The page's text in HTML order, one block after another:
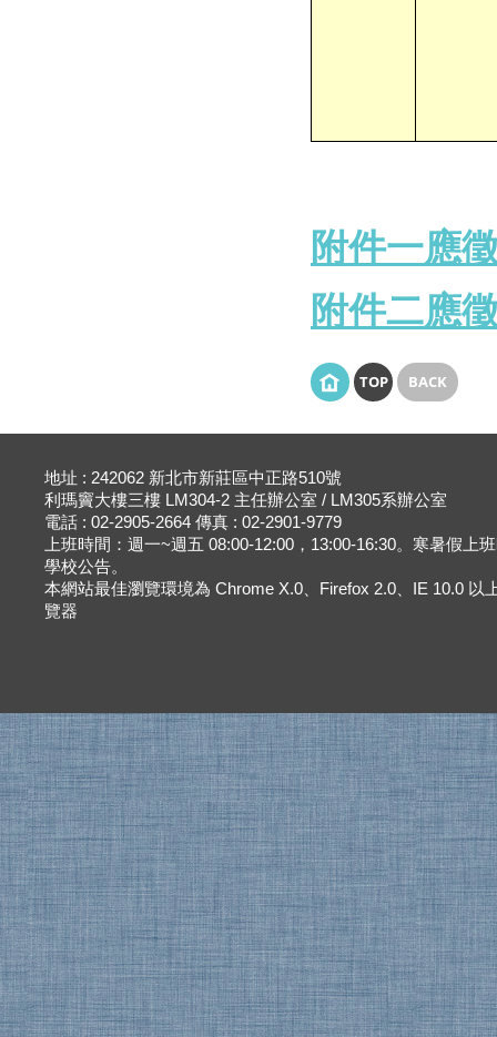
附件一應
附件二應
TOP BACK
地址 : 242062 新北市新莊區中正路510號
利瑪竇大樓三樓 LM304-2 主任辦公室 / LM305系辦公室
電話 : 02-2905-2664 傳真 : 02-2901-9779
上班時間：週一~週五 08:00-12:00，13:00-16:30。寒暑假上
學校公告。
本網站最佳瀏覽環境為 Chrome X.0、Firefox 2.0、IE 10.0 以
覽器